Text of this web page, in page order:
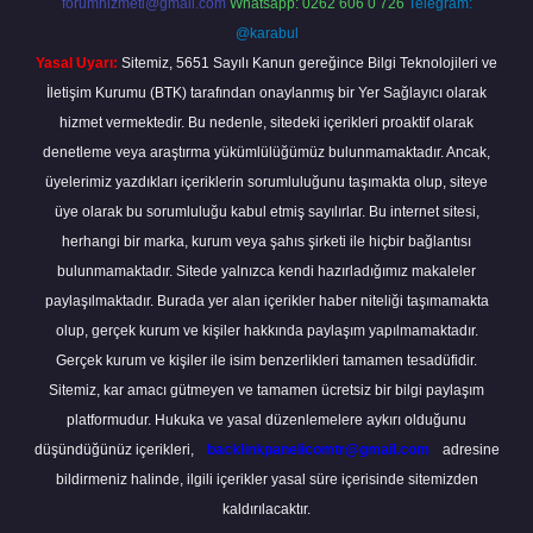
forumhizmeti@gmail.com Whatsapp: 0262 606 0 726 Telegram:
@karabul
Yasal Uyarı: Sitemiz, 5651 Sayılı Kanun gereğince Bilgi Teknolojileri ve
İletişim Kurumu (BTK) tarafından onaylanmış bir Yer Sağlayıcı olarak
hizmet vermektedir. Bu nedenle, sitedeki içerikleri proaktif olarak
denetleme veya araştırma yükümlülüğümüz bulunmamaktadır. Ancak,
üyelerimiz yazdıkları içeriklerin sorumluluğunu taşımakta olup, siteye
üye olarak bu sorumluluğu kabul etmiş sayılırlar. Bu internet sitesi,
herhangi bir marka, kurum veya şahıs şirketi ile hiçbir bağlantısı
bulunmamaktadır. Sitede yalnızca kendi hazırladığımız makaleler
paylaşılmaktadır. Burada yer alan içerikler haber niteliği taşımamakta
olup, gerçek kurum ve kişiler hakkında paylaşım yapılmamaktadır.
Gerçek kurum ve kişiler ile isim benzerlikleri tamamen tesadüfidir.
Sitemiz, kar amacı gütmeyen ve tamamen ücretsiz bir bilgi paylaşım
platformudur. Hukuka ve yasal düzenlemelere aykırı olduğunu
düşündüğünüz içerikleri,
backlinkpanelicomtr@gmail.com
adresine
bildirmeniz halinde, ilgili içerikler yasal süre içerisinde sitemizden
kaldırılacaktır.